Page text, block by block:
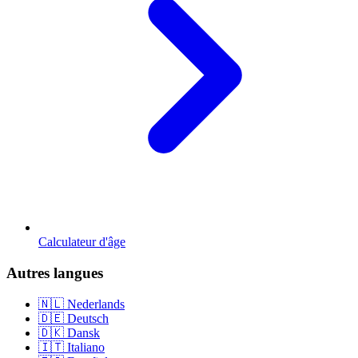
Calculateur d'âge
Autres langues
🇳🇱 Nederlands
🇩🇪 Deutsch
🇩🇰 Dansk
🇮🇹 Italiano